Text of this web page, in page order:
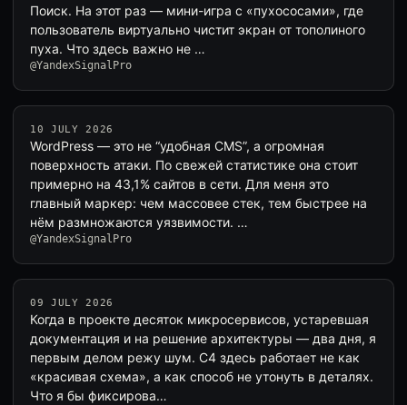
Поиск. На этот раз — мини-игра с «пухососами», где
пользователь виртуально чистит экран от тополиного
пуха. Что здесь важно не …
@YandexSignalPro
10 JULY 2026
WordPress — это не “удобная CMS”, а огромная
поверхность атаки. По свежей статистике она стоит
примерно на 43,1% сайтов в сети. Для меня это
главный маркер: чем массовее стек, тем быстрее на
нём размножаются уязвимости. …
@YandexSignalPro
09 JULY 2026
Когда в проекте десяток микросервисов, устаревшая
документация и на решение архитектуры — два дня, я
первым делом режу шум. C4 здесь работает не как
«красивая схема», а как способ не утонуть в деталях.
Что я бы фиксирова…